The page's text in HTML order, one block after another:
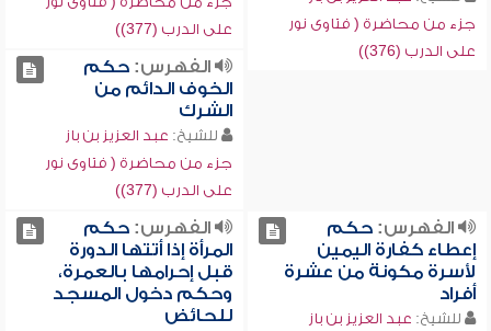
جزء من محاضرة ( فتاوى نور
على الدرب (376))
على الدرب (377))
الفهرس:حكم
الخوف الدائم من
الشرك
للشيخ: عبد العزيز بن باز
جزء من محاضرة ( فتاوى نور
على الدرب (377))
الفهرس:حكم
إعطاء كفارة اليمين
لأسرة مكونة من عشرة
أفراد
للشيخ: عبد العزيز بن باز
الفهرس:حكم
المرأة إذا أتتها الدورة
قبل إحرامها بالعمرة،
وحكم دخول المسجد
للحائض